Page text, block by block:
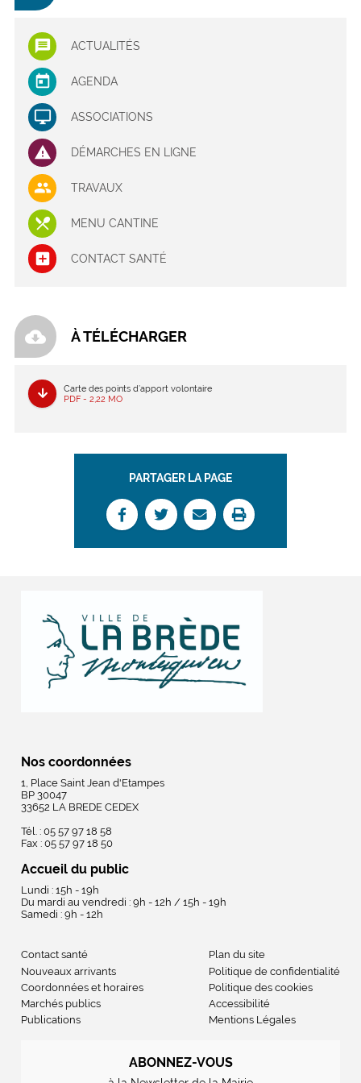
ACTUALITÉS
AGENDA
ASSOCIATIONS
DÉMARCHES EN LIGNE
TRAVAUX
MENU CANTINE
CONTACT SANTÉ
cloud_download À TÉLÉCHARGER
Carte des points d’apport volontaire
PDF - 2,22 MO
PARTAGER LA PAGE
Nos coordonnées
1, Place Saint Jean d'Etampes
BP 30047
33652 LA BREDE CEDEX
Tél. : 05 57 97 18 58
Fax : 05 57 97 18 50
Accueil du public
Lundi : 15h - 19h
Du mardi au vendredi : 9h - 12h / 15h - 19h
Samedi : 9h - 12h
Contact santé
Nouveaux arrivants
Coordonnées et horaires
Marchés publics
Publications
Plan du site
Politique de confidentialité
Politique des cookies
Accessibilité
Mentions Légales
ABONNEZ-VOUS